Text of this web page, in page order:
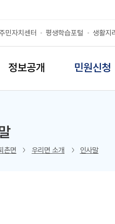
민자치센터 평생학습포털 생활지
정보공개 민원신청
촌면 우리면 소개 인사말
공유 리스트 열기